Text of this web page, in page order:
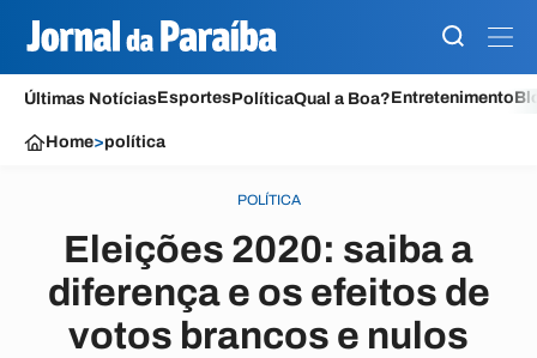
Últimas NotíciasEsportesPolíticaQual a Boa?Entretenimento
Home>política
POLÍTICA
Eleições 2020: saiba a
diferença e os efeitos de
votos brancos e nulos